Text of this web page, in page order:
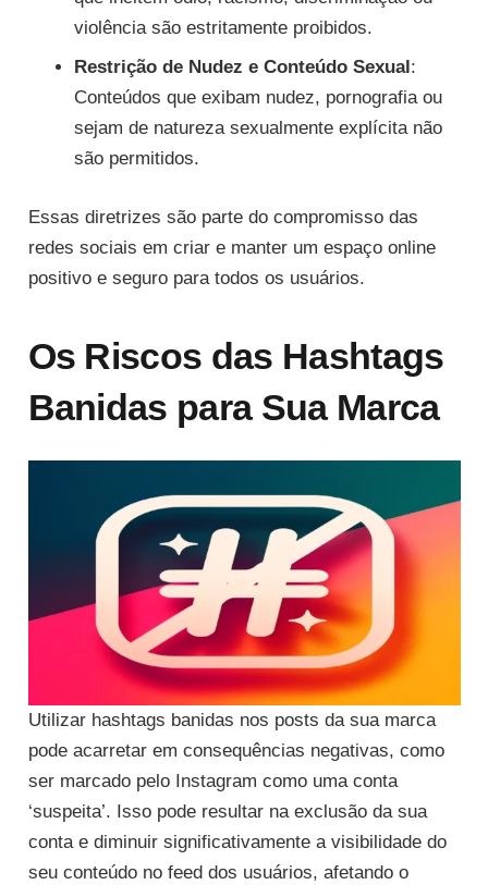
violência são estritamente proibidos.
Restrição de Nudez e Conteúdo Sexual :
Conteúdos que exibam nudez, pornografia ou
sejam de natureza sexualmente explícita não
são permitidos.
Essas diretrizes são parte do compromisso das
redes sociais em criar e manter um espaço online
positivo e seguro para todos os usuários.
Os Riscos das Hashtags
Banidas para Sua Marca
Utilizar hashtags banidas nos posts da sua marca
pode acarretar em consequências negativas, como
ser marcado pelo Instagram como uma conta
‘suspeita’. Isso pode resultar na exclusão da sua
conta e diminuir significativamente a visibilidade do
seu conteúdo no feed dos usuários, afetando o